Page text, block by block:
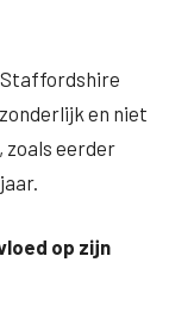
en niet
zoals eerder
op zijn